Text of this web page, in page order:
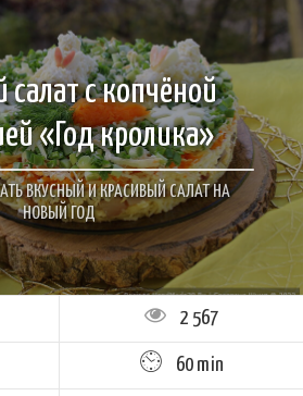
с копчёной
«Год кролика»
ВКУСНЫЙ И КРАСИВЫЙ САЛАТ НА
НОВЫЙ ГОД
2 567
60 min